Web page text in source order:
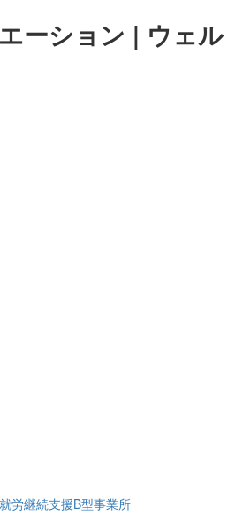
ーション | ウェル